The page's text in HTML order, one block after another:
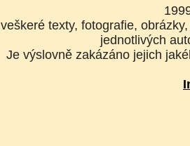
veškeré texty, fotografie,
jednotlivých
Je výslovně zakázáno jejich